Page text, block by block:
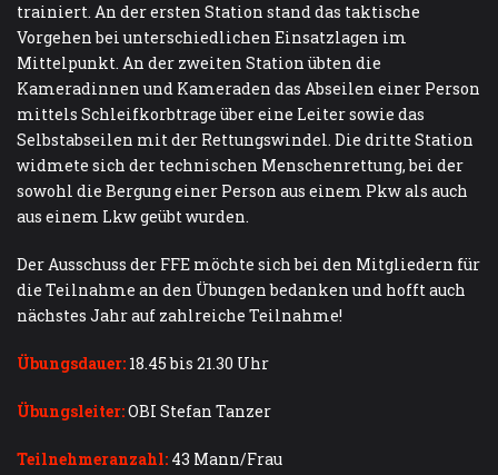
trainiert. An der ersten Station stand das taktische
Vorgehen bei unterschiedlichen Einsatzlagen im
Mittelpunkt. An der zweiten Station übten die
Kameradinnen und Kameraden das Abseilen einer Person
mittels Schleifkorbtrage über eine Leiter sowie das
Selbstabseilen mit der Rettungswindel. Die dritte Station
widmete sich der technischen Menschenrettung, bei der
sowohl die Bergung einer Person aus einem Pkw als auch
aus einem Lkw geübt wurden.
Der Ausschuss der FFE möchte sich bei den Mitgliedern für
die Teilnahme an den Übungen bedanken und hofft auch
nächstes Jahr auf zahlreiche Teilnahme!
Übungsdauer: 18.45 bis 21.30 Uhr
Übungsleiter:OBI Stefan Tanzer
Teilnehmeranzahl: 43 Mann/Frau